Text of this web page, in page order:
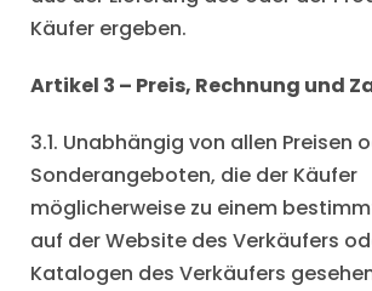
Käufer ergeben.
Artikel 3 – Preis, Rechnung und
3.1. Unabhängig von allen Preisen
Sonderangeboten, die der Käufer
möglicherweise zu einem
auf der Website des Verkäufers
Katalogen des Verkäufers